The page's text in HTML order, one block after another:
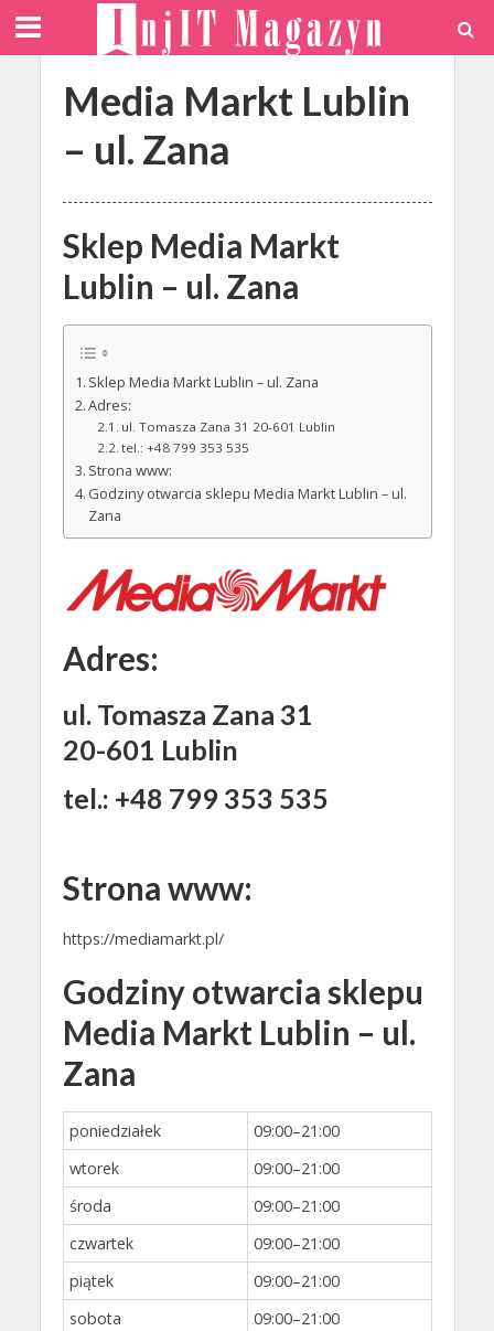
Media Markt Lublin
– ul. Zana
Sklep Media Markt
Lublin – ul. Zana
Sklep Media Markt Lublin – ul. Zana
Adres:
ul. Tomasza Zana 31 20-601 Lublin
tel.: +48 799 353 535
Strona www:
Godziny otwarcia sklepu Media Markt Lublin – ul.
Zana
Adres:
ul. Tomasza Zana 31
20-601 Lublin
tel.: +48 799 353 535
Strona www:
https://mediamarkt.pl/
Godziny otwarcia sklepu
Media Markt Lublin – ul.
Zana
poniedziałek
09:00–21:00
wtorek
09:00–21:00
środa
09:00–21:00
czwartek
09:00–21:00
piątek
09:00–21:00
sobota
09:00–21:00